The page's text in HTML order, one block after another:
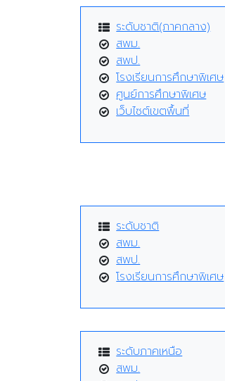
ระดับชาติ(ภาคกลาง)
สพม.
สพป.
โรงเรียนการศึกษาพิเศษ
ศูนย์การศึกษาพิเศษ
เว็บไซต์เขตพื้นที่
ระดับชาติ
สพม.
สพป.
โรงเรียนการศึกษาพิเศษ
ระดับภาคเหนือ
สพม.